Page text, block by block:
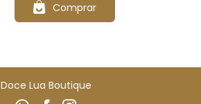
Comprar
Doce Lua Boutique